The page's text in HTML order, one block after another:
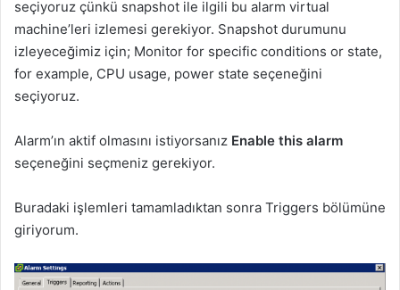
seçiyoruz çünkü snapshot ile ilgili bu alarm virtual
machine’leri izlemesi gerekiyor. Snapshot durumunu
izleyeceğimiz için; Monitor for specific conditions or state,
for example, CPU usage, power state seçeneğini
seçiyoruz.
Alarm’ın aktif olmasını istiyorsanız Enable this alarm
seçeneğini seçmeniz gerekiyor.
Buradaki işlemleri tamamladıktan sonra Triggers bölümüne
giriyorum.